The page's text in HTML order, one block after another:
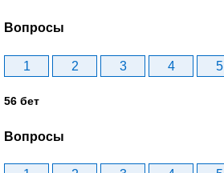
Вопросы
1 2 3 4 5
56 бет
Вопросы